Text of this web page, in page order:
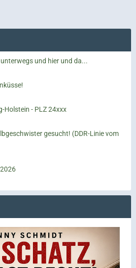
und hier und da...
Holstein - PLZ 24xxx
gesucht! (DDR-Linie vom